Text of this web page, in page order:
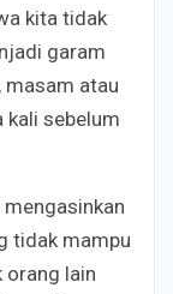
kita tidak
garam
masam atau
kali sebelum
tidak mampu
orang lain